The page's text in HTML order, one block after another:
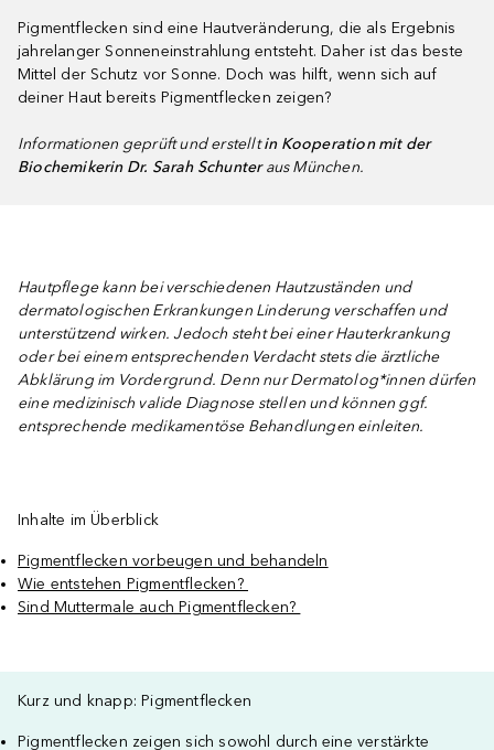
Pigmentflecken sind eine Hautveränderung, die als Ergebnis
jahrelanger Sonneneinstrahlung entsteht. Daher ist das beste
Mittel der Schutz vor Sonne. Doch was hilft, wenn sich auf
deiner Haut bereits Pigmentflecken zeigen?
Informationen geprüft und erstelltin Kooperation mit der
Biochemikerin Dr. Sarah Schunteraus München.
Hautpflege kann bei verschiedenen Hautzuständen und
dermatologischen Erkrankungen Linderung verschaffen und
unterstützend wirken. Jedoch steht bei einer Hauterkrankung
oder bei einem entsprechenden Verdacht stets die ärztliche
Abklärung im Vordergrund. Denn nur Dermatolog*innen dürfen
eine medizinisch valide Diagnose stellen und können ggf.
entsprechende medikamentöse Behandlungen einleiten.
Inhalte im Überblick
Pigmentflecken vorbeugen und behandeln
Wie entstehen Pigmentflecken?
Sind Muttermale auch Pigmentflecken?
Kurz und knapp: Pigmentflecken
Pigmentflecken zeigen sich sowohl durch eine verstärkte